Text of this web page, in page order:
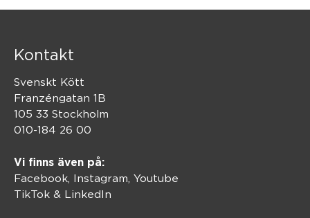
Kontakt
Svenskt Kött
Franzéngatan 1B
105 33 Stockholm
010-184 26 00
Vi finns även på:
Facebook, Instagram Youtube
TikTok & LinkedIn